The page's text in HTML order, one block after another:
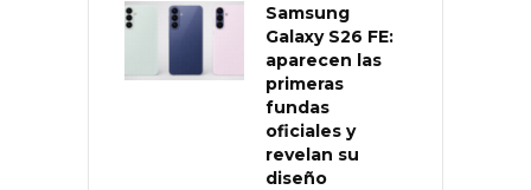
Samsung
Galaxy S26 FE:
aparecen las
primeras
fundas
oficiales y
revelan su
diseño